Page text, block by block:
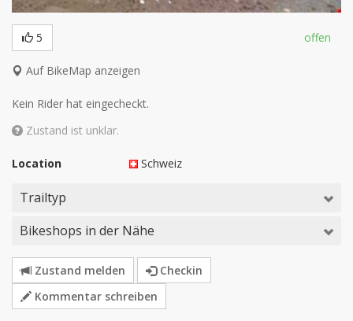
5 offen
Auf BikeMap anzeigen
Kein Rider hat eingecheckt.
Zustand ist unklar.
Location Schweiz
Trailtyp
Bikeshops in der Nähe
Zustand melden
Checkin
Kommentar schreiben